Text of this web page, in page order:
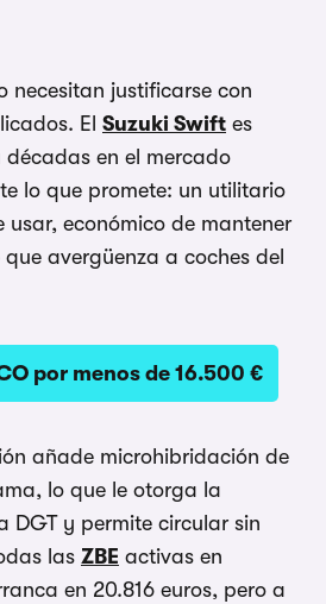
necesitan justificarse con
El Suzuki Swift es
décadas en el mercado
lo que promete: un utilitario
económico de mantener
avergüenza a coches del
por menos de 16.500 €
añade microhibridación de
lo que le otorga la
DGT y permite circular sin
las ZBE activas en
en 20.816 euros, pero a